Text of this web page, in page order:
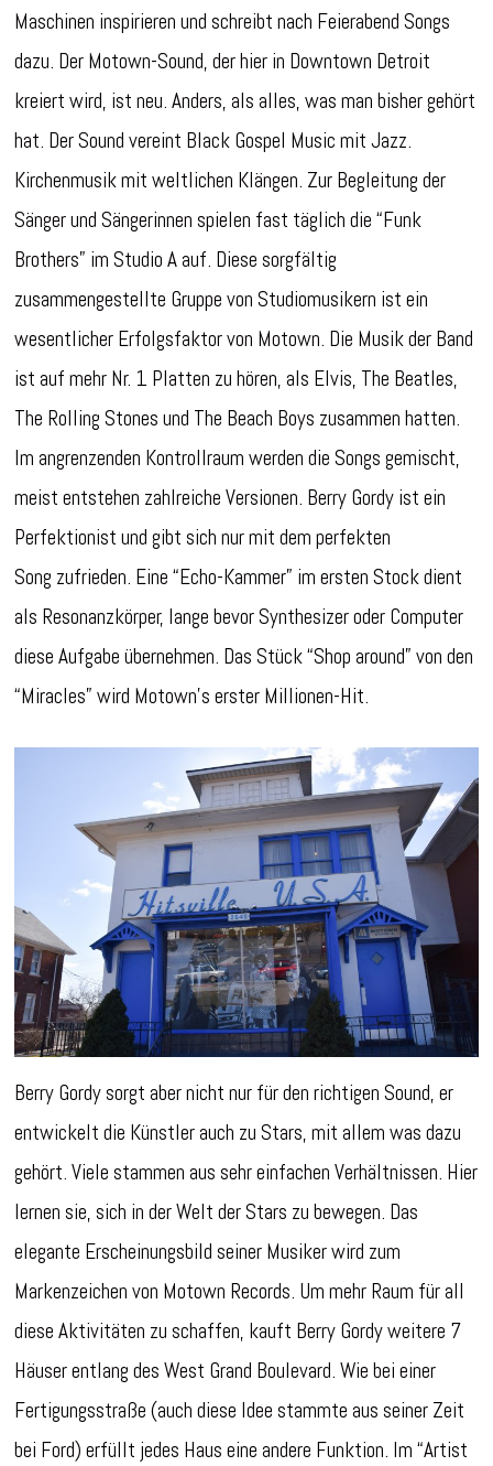
Maschinen inspirieren und schreibt nach Feierabend Songs
dazu. Der Motown-Sound, der hier in Downtown Detroit
kreiert wird, ist neu. Anders, als alles, was man bisher gehört
hat. Der Sound vereint Black Gospel Music mit Jazz.
Kirchenmusik mit weltlichen Klängen. Zur Begleitung der
Sänger und Sängerinnen spielen fast täglich die “Funk
Brothers” im Studio A auf. Diese sorgfältig
zusammengestellte Gruppe von Studiomusikern ist ein
wesentlicher Erfolgsfaktor von Motown. Die Musik der Band
ist auf mehr Nr. 1 Platten zu hören, als Elvis, The Beatles,
The Rolling Stones und The Beach Boys zusammen hatten.
Im angrenzenden Kontrollraum werden die Songs gemischt,
meist entstehen zahlreiche Versionen. Berry Gordy ist ein
Perfektionist und gibt sich nur mit dem perfekten
Song zufrieden. Eine “Echo-Kammer” im ersten Stock dient
als Resonanzkörper, lange bevor Synthesizer oder Computer
diese Aufgabe übernehmen. Das Stück “Shop around” von den
“Miracles” wird Motown’s erster Millionen-Hit.
Berry Gordy sorgt aber nicht nur für den richtigen Sound, er
entwickelt die Künstler auch zu Stars, mit allem was dazu
gehört. Viele stammen aus sehr einfachen Verhältnissen. Hier
lernen sie, sich in der Welt der Stars zu bewegen. Das
elegante Erscheinungsbild seiner Musiker wird zum
Markenzeichen von Motown Records. Um mehr Raum für all
diese Aktivitäten zu schaffen, kauft Berry Gordy weitere 7
Häuser entlang des West Grand Boulevard. Wie bei einer
Fertigungsstraße (auch diese Idee stammte aus seiner Zeit
bei Ford) erfüllt jedes Haus eine andere Funktion. Im “Artist